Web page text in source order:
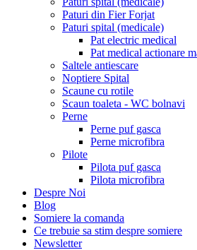
Paturi din Fier Forjat
Paturi spital (medicale)
Pat electric medical
Pat medical actionare
Saltele antiescare
Noptiere Spital
Scaune cu rotile
Scaun toaleta - WC bolnavi
Perne
Perne puf gasca
Perne microfibra
Pilote
Pilota puf gasca
Pilota microfibra
Despre Noi
Blog
Somiere la comanda
Ce trebuie sa stim despre somiere
Newsletter